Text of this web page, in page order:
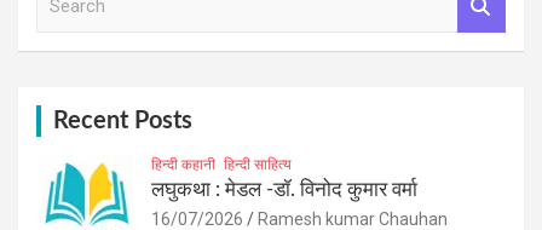
Recent Posts
हिन्दी कहानी हिन्दी साहित्य
लघुकथा : मेडल -डॉ. विनोद कुमार वर्मा
16/07/2026 Ramesh kumar Chauhan